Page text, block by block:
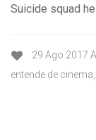
Suicide squad
29 Ago 2017
entende de